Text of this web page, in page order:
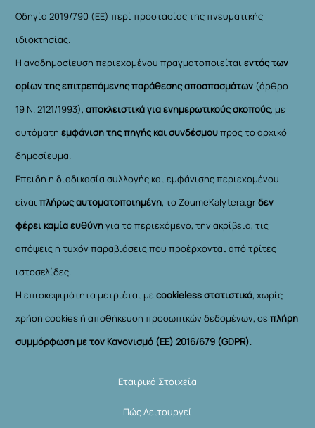
Οδηγία 2019/790 (ΕΕ) περί προστασίας της πνευματικής
ιδιοκτησίας.
Η αναδημοσίευση περιεχομένου πραγματοποιείταιεντός των
ορίων της επιτρεπόμενης παράθεσης αποσπασμάτων (άρθρο
19 Ν. 2121/1993), αποκλειστικά για ενημερωτικούς σκοπούς, με
αυτόματηεμφάνιση της πηγής και συνδέσμουπρος το αρχικό
δημοσίευμα.
Επειδή η διαδικασία συλλογής και εμφάνισης περιεχομένου
είναιπλήρως αυτοματοποιημένη, το ZoumeKalytera.grδεν
φέρει καμία ευθύνηγια το περιεχόμενο, την ακρίβεια, τις
απόψεις ή τυχόν παραβιάσεις που προέρχονται από τρίτες
ιστοσελίδες.
Η επισκεψιμότητα μετριέται μεcookieless στατιστικά, χωρίς
χρήση cookies ή αποθήκευση προσωπικών δεδομένων, σεπλήρη
συμμόρφωση με τον Κανονισμό (ΕΕ) 2016/679 (GDPR).
Εταιρικά Στοιχεία
Πώς Λειτουργεί